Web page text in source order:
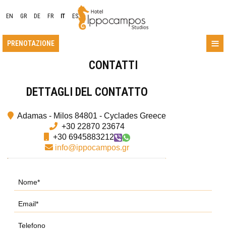
≡
EN GR DE FR IT ES
PRENOTAZIONE
STRUTTURE
GALLERIA FOTOGRAFICA
CONTATTI
DETTAGLI DEL CONTATTO
Adamas - Milos 84801 - Cyclades Greece
+30 22870 23674
+30 6945883212
info@ippocampos.gr